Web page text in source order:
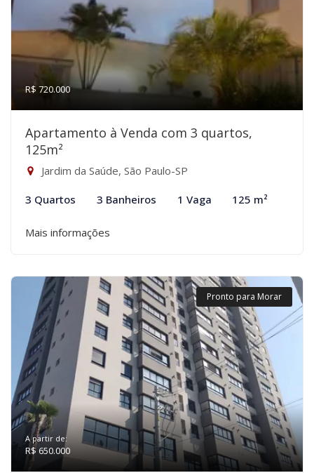
R$ 720.000
Apartamento à Venda com 3 quartos,
125m²
Jardim da Saúde, São Paulo-SP
3 Quartos 3 Banheiros 1 Vaga 125 m²
Mais informações
Pronto para Morar
A partir de:
R$ 650.000